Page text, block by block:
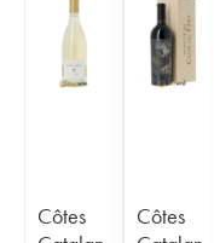
Côtes
Côtes